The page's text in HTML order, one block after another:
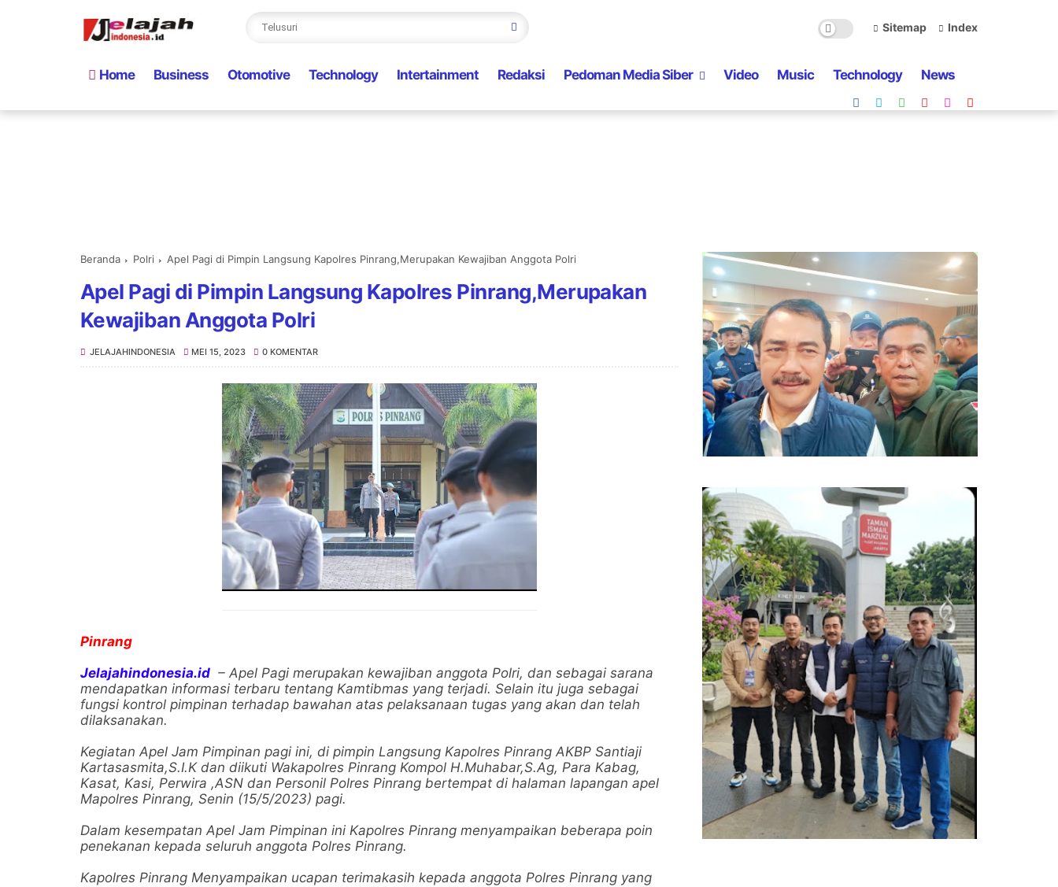
Sitemap Index
Home Business Otomotive Technology Intertainment Redaksi Pedoman Media Siber Video Music Technology News
Beranda Polri Apel Pagi di Pimpin Langsung Kapolres Pinrang,Merupakan Kewajiban Anggota Polri
Apel Pagi di Pimpin Langsung Kapolres Pinrang,Merupakan
Kewajiban Anggota Polri
JELAJAHINDONESIA MEI 15, 2023 0 KOMENTAR
Pinrang
Jelajahindonesia.id – Apel Pagi merupakan kewajiban anggota Polri, dan sebagai sarana
mendapatkan informasi terbaru tentang Kamtibmas yang terjadi. Selain itu juga sebagai
fungsi kontrol pimpinan terhadap bawahan atas pelaksanaan tugas yang akan dan telah
dilaksanakan.
Kegiatan Apel Jam Pimpinan pagi ini, di pimpin Langsung Kapolres Pinrang AKBP Santiaji
Kartasasmita,S.I.K dan diikuti Wakapolres Pinrang Kompol H.Muhabar,S.Ag, Para Kabag,
Kasat, Kasi, Perwira ,ASN dan Personil Polres Pinrang bertempat di halaman lapangan apel
Mapolres Pinrang, Senin (15/5/2023) pagi.
Dalam kesempatan Apel Jam Pimpinan ini Kapolres Pinrang menyampaikan beberapa poin
penekanan kepada seluruh anggota Polres Pinrang.
Kapolres Pinrang Menyampaikan ucapan terimakasih kepada anggota Polres Pinrang yang